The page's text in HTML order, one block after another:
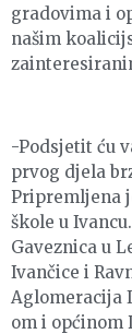
gradovima i
našim
-Podsjetit ću
prvog djela
Pripremljena
škole u
Gaveznica u
Ivančice i
Aglomeracija
om i općinom